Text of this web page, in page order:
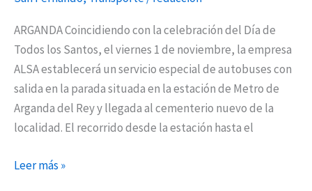
ARGANDA Coincidiendo con la celebración del Día de
Todos los Santos, el viernes 1 de noviembre, la empresa
ALSA establecerá un servicio especial de autobuses con
salida en la parada situada en la estación de Metro de
Arganda del Rey y llegada al cementerio nuevo de la
localidad. El recorrido desde la estación hasta el
Leer más »